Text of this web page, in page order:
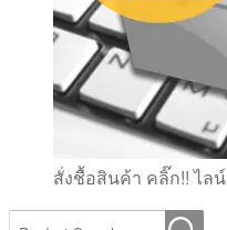
สั่งชื้อสินค้า คลิ๊ก!! ไลน์